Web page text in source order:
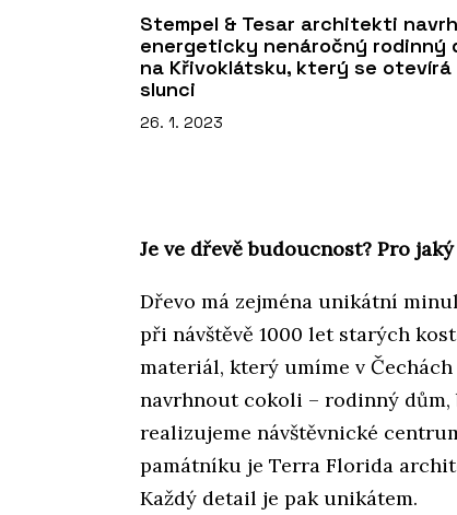
Stempel & Tesar architekti
energeticky nenáročný rodinný
na Křivoklátsku, který se otevírá
slunci
26. 1. 2023
Je ve dřevě budoucnost? Pro
Dřevo má zejména unikátní
při návštěvě 1000 let starých
materiál, který umíme v
navrhnout cokoli – rodinný
realizujeme návštěvnické
památníku je Terra Florida
Každý detail je pak unikátem.